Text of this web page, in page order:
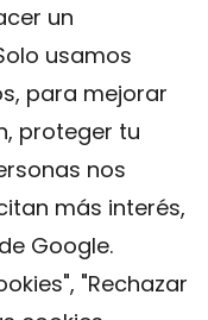
un
usamos
para mejorar
proteger tu
nos
más interés,
Google.
"Rechazar